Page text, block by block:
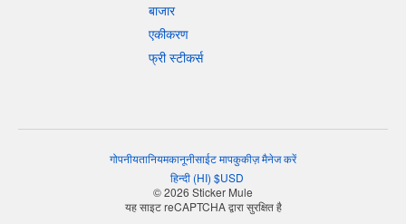
बाजार
एकीकरण
फ्री स्टीकर्स
गोपनीयतानियमकानूनीसाईट मापकुकीज़ मैनेज करें
हिन्दी(HI) $USD
© 2026 Sticker Mule
यह साइट reCAPTCHA द्वारा सुरक्षित है